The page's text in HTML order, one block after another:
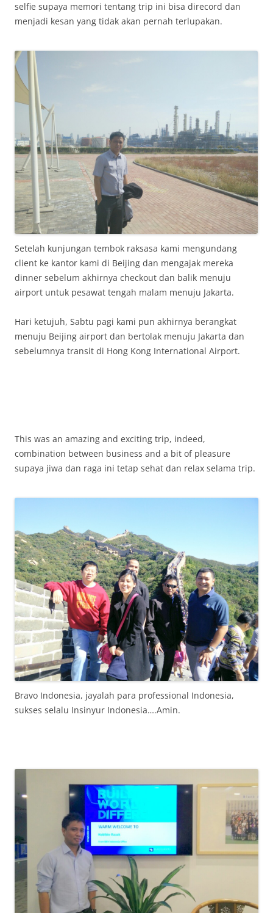
selfie supaya memori tentang trip ini bisa direcord dan
menjadi kesan yang tidak akan pernah terlupakan.
Setelah kunjungan tembok raksasa kami mengundang
client ke kantor kami di Beijing dan mengajak mereka
dinner sebelum akhirnya checkout dan balik menuju
airport untuk pesawat tengah malam menuju Jakarta.
Hari ketujuh, Sabtu pagi kami pun akhirnya berangkat
menuju Beijing airport dan bertolak menuju Jakarta dan
sebelumnya transit di Hong Kong International Airport.
This was an amazing and exciting trip, indeed,
combination between business and a bit of pleasure
supaya jiwa dan raga ini tetap sehat dan relax selama trip.
Bravo Indonesia, jayalah para professional Indonesia,
sukses selalu Insinyur Indonesia….Amin.